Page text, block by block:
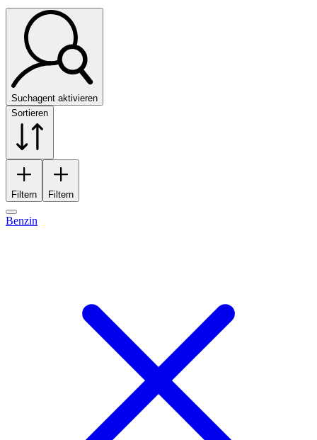
Suchagent aktivieren
Sortieren
Filtern Filtern
Benzin